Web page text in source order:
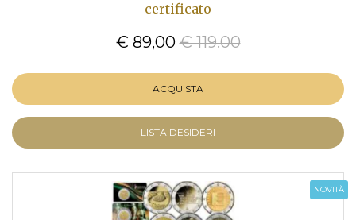
certificato
€ 89,00 € 119.00
ACQUISTA
LISTA DESIDERI
NOVITÀ